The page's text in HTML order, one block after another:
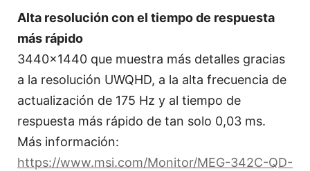
Alta resolución con el tiempo de respuesta
más rápido
3440x1440 que muestra más detalles gracias
a la resolución UWQHD, a la alta frecuencia de
actualización de 175 Hz y al tiempo de
respuesta más rápido de tan solo 0,03 ms.
Más información:
https://www.msi.com/Monitor/MEG-342C-QD-